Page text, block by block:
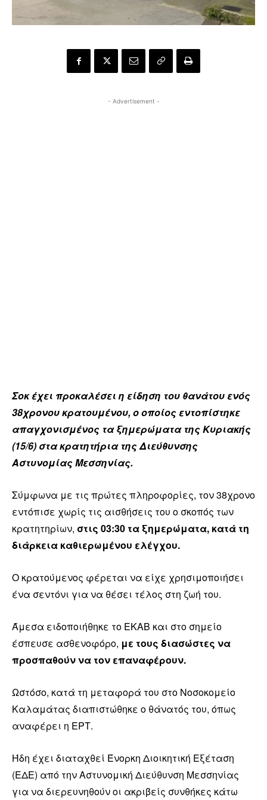
- Advertisement -
Σοκ έχει προκαλέσει η είδηση του θανάτου ενός
38χρονου κρατουμένου, ο οποίος εντοπίστηκε
απαγχονισμένος τα ξημερώματα της Κυριακής
(15/6) στα κρατητήρια της Διεύθυνσης
Αστυνομίας Μεσσηνίας.
Σύμφωνα με τις πρώτες πληροφορίες, τον 38χρονο
εντόπισε χωρίς τις αισθήσεις του ο σκοπός των
κρατητηρίων, στις 03:30 τα ξημερώματα, κατά τη
διάρκεια καθιερωμένου ελέγχου.
Ο κρατούμενος φέρεται να είχε χρησιμοποιήσει
ένα σεντόνι για να θέσει τέλος στη ζωή του.
Άμεσα ειδοποιήθηκε το ΕΚΑΒ και στο σημείο
έσπευσε ασθενοφόρο, με τους διασώστες να
προσπαθούν να τον επαναφέρουν.
Ωστόσο, κατά τη μεταφορά του στο Νοσοκομείο
Καλαμάτας διαπιστώθηκε ο θάνατός του, όπως
αναφέρει η ΕΡΤ.
Ήδη έχει διαταχθεί Ένορκη Διοικητική Εξέταση
(ΕΔΕ) από την Αστυνομική Διεύθυνση Μεσσηνίας
για να διερευνηθούν οι ακριβείς συνθήκες κάτω